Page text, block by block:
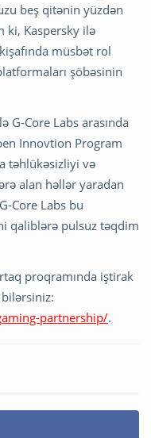
beş qitənin yüzdən
ki, Kaspersky ilə
müsbət rol
şöbəsinin
G-Core Labs arasında
Innovtion Program
təhlükəsizliyi və
alan həllər yaradan
Core Labs bu
qaliblərə pulsuz təqdim
proqramında iştirak
partnership/.